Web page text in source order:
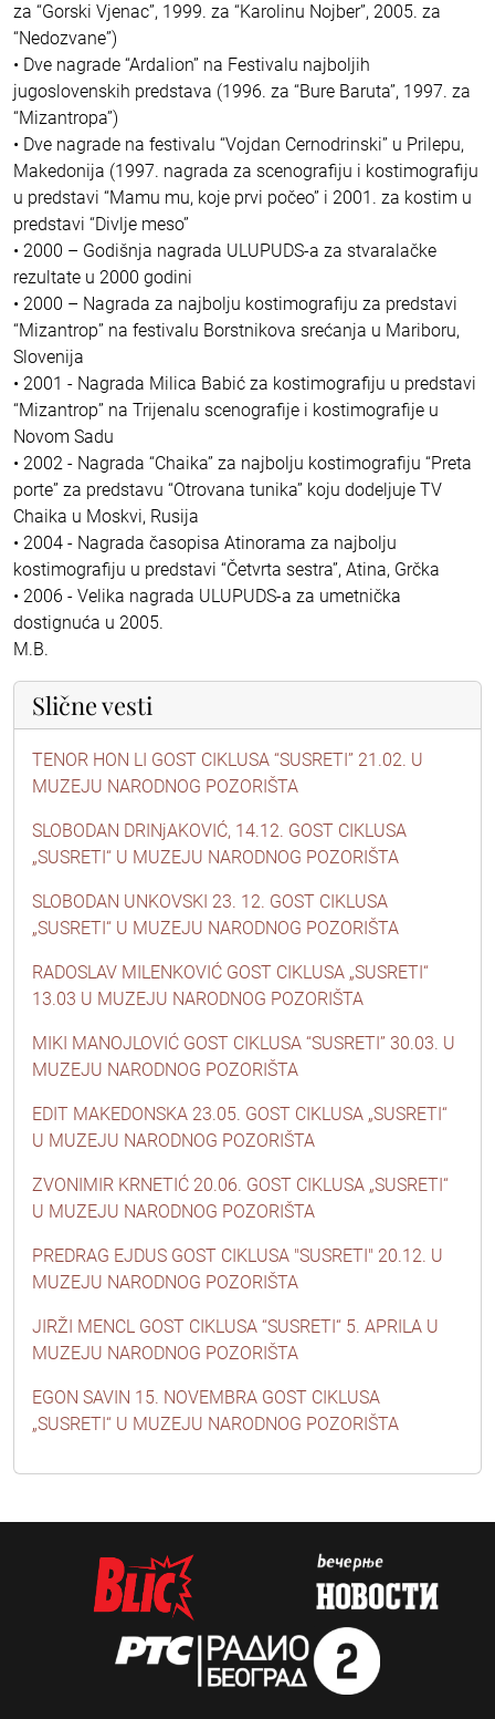
za “Gorski Vjenac”, 1999. za “Karolinu Nojber”, 2005. za
“Nedozvane”)
• Dve nagrade “Ardalion” na Festivalu najboljih
jugoslovenskih predstava (1996. za “Bure Baruta”, 1997. za
“Mizantropa”)
• Dve nagrade na festivalu “Vojdan Cernodrinski” u Prilepu,
Makedonija (1997. nagrada za scenografiju i kostimografiju
u predstavi “Mamu mu, koje prvi počeo” i 2001. za kostim u
predstavi “Divlje meso”
• 2000 – Godišnja nagrada ULUPUDS-a za stvaralačke
rezultate u 2000 godini
• 2000 – Nagrada za najbolju kostimografiju za predstavi
“Mizantrop” na festivalu Borstnikova srećanja u Mariboru,
Slovenija
• 2001 - Nagrada Milica Babić za kostimografiju u predstavi
“Mizantrop” na Trijenalu scenografije i kostimografije u
Novom Sadu
• 2002 - Nagrada “Chaika” za najbolju kostimografiju “Preta
porte” za predstavu “Otrovana tunika” koju dodeljuje TV
Chaika u Moskvi, Rusija
• 2004 - Nagrada časopisa Atinorama za najbolju
kostimografiju u predstavi “Četvrta sestra”, Atina, Grčka
• 2006 - Velika nagrada ULUPUDS-a za umetnička
dostignuća u 2005.
M.B.
Slične vesti
TENOR HON LI GOST CIKLUSA “SUSRETI” 21.02. U
MUZEJU NARODNOG POZORIŠTA
SLOBODAN DRINjAKOVIĆ, 14.12. GOST CIKLUSA
„SUSRETI“ U MUZEJU NARODNOG POZORIŠTA
SLOBODAN UNKOVSKI 23. 12. GOST CIKLUSA
„SUSRETI“ U MUZEJU NARODNOG POZORIŠTA
RADOSLAV MILENKOVIĆ GOST CIKLUSA „SUSRETI“
13.03 U MUZEJU NARODNOG POZORIŠTA
MIKI MANOJLOVIĆ GOST CIKLUSA “SUSRETI” 30.03. U
MUZEJU NARODNOG POZORIŠTA
EDIT MAKEDONSKA 23.05. GOST CIKLUSA „SUSRETI“
U MUZEJU NARODNOG POZORIŠTA
ZVONIMIR KRNETIĆ 20.06. GOST CIKLUSA „SUSRETI“
U MUZEJU NARODNOG POZORIŠTA
PREDRAG EJDUS GOST CIKLUSA "SUSRETI" 20.12. U
MUZEJU NARODNOG POZORIŠTA
JIRŽI MENCL GOST CIKLUSA “SUSRETI“ 5. APRILA U
MUZEJU NARODNOG POZORIŠTA
EGON SAVIN 15. NOVEMBRA GOST CIKLUSA
„SUSRETI“ U MUZEJU NARODNOG POZORIŠTA